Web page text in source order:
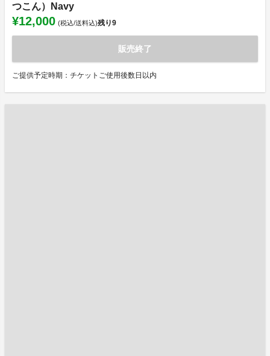
つこん）Navy
¥12,000 (税込/送料込)残り9
販売終了
ご提供予定時期：チケットご使用後数日以内